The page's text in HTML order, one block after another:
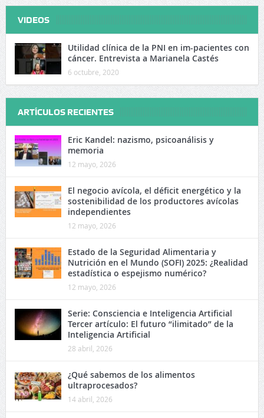
VIDEOS
Utilidad clínica de la PNI en im-pacientes con
cáncer. Entrevista a Marianela Castés
6 octubre, 2020
ARTÍCULOS RECIENTES
Eric Kandel: nazismo, psicoanálisis y
memoria
12 mayo, 2026
El negocio avícola, el déficit energético y la
sostenibilidad de los productores avícolas
independientes
12 mayo, 2026
Estado de la Seguridad Alimentaria y
Nutrición en el Mundo (SOFI) 2025: ¿Realidad
estadística o espejismo numérico?
12 mayo, 2026
Serie: Consciencia e Inteligencia Artificial
Tercer artículo: El futuro “ilimitado” de la
Inteligencia Artificial
28 abril, 2026
¿Qué sabemos de los alimentos
ultraprocesados?
14 abril, 2026